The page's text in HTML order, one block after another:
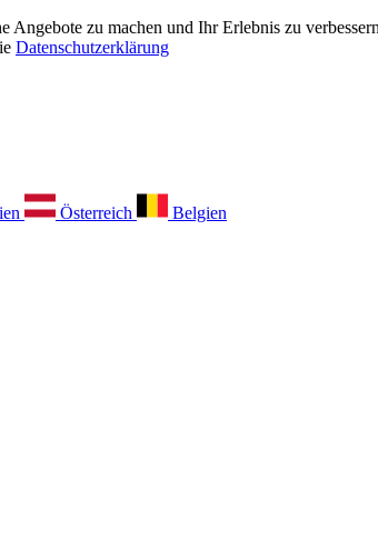
Angebote zu machen und Ihr Erlebnis zu
Datenschutzerklärung
Österreich Belgien